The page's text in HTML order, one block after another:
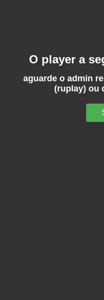
O player a
aguarde o admin
(ruplay) ou